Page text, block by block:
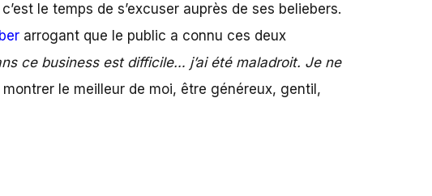
c’est le temps de s’excuser auprès de ses beliebers.
arrogant que le public a connu ces deux
ce business est difficile… j’ai été maladroit. Je ne
le meilleur de moi, être généreux, gentil,